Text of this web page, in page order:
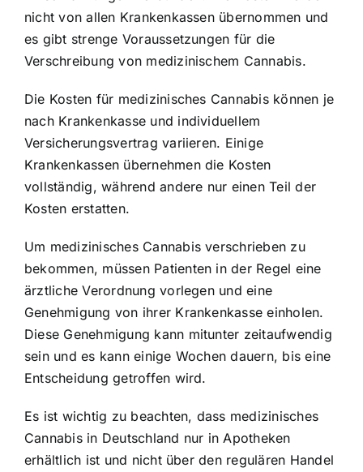
nicht von allen Krankenkassen übernommen und
es gibt strenge Voraussetzungen für die
Verschreibung von medizinischem Cannabis.
Die Kosten für medizinisches Cannabis können je
nach Krankenkasse und individuellem
Versicherungsvertrag variieren. Einige
Krankenkassen übernehmen die Kosten
vollständig, während andere nur einen Teil der
Kosten erstatten.
Um medizinisches Cannabis verschrieben zu
bekommen, müssen Patienten in der Regel eine
ärztliche Verordnung vorlegen und eine
Genehmigung von ihrer Krankenkasse einholen.
Diese Genehmigung kann mitunter zeitaufwendig
sein und es kann einige Wochen dauern, bis eine
Entscheidung getroffen wird.
Es ist wichtig zu beachten, dass medizinisches
Cannabis in Deutschland nur in Apotheken
erhältlich ist und nicht über den regulären Handel